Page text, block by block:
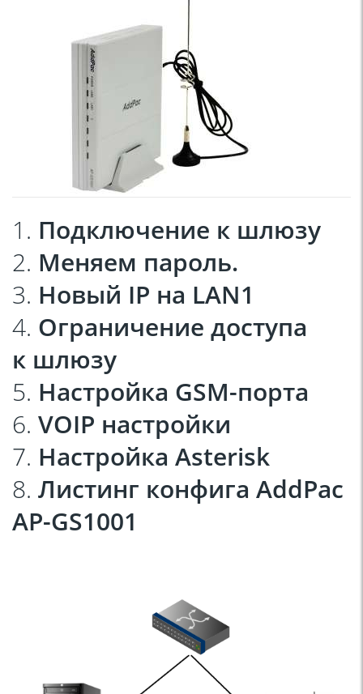
1. Подключение к шлюзу
2. Меняем пароль.
3. Новый IP на LAN1
4. Ограничение доступа
к шлюзу
5. Настройка GSM-порта
6. VOIP настройки
7. Настройка Asterisk
8. Листинг конфига AddPac
AP-GS1001